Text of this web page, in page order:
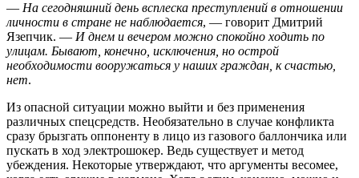
— На сегодняшний день всплеска преступлений в отношении
личности в стране не наблюдается, — говорит Дмитрий
Язепчик. — И днем и вечером можно спокойно ходить по
улицам. Бывают, конечно, исключения, но острой
необходимости вооружаться у наших граждан, к счастью,
нет.
Из опасной ситуации можно выйти и без применения
различных спецсредств. Необязательно в случае конфликта
сразу брызгать оппоненту в лицо из газового баллончика или
пускать в ход электрошокер. Ведь существует и метод
убеждения. Некоторые утверждают, что аргументы весомее,